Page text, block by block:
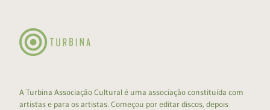
A Turbina Associação Cultural é uma associação constituída com
artistas e para os artistas. Começou por editar discos, depois